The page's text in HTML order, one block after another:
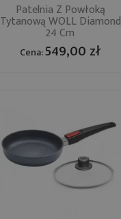
Patelnia Z Powłoką
Tytanową WOLL Diamond
24 Cm
Cena:549,00 zł